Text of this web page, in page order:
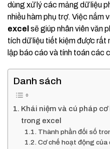
dùng xử lý các mảng dữ liệu
nhiều hàm phụ trợ. Việc nắm
excel sẽ giúp nhân viên văn
tích dữ liệu tiết kiệm được rất
lập báo cáo và tính toán các
Danh sách
Khái niệm và cú pháp
trong excel
Thành phần đối số
Cơ chế hoạt động của